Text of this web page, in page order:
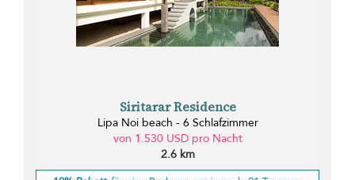
Siritarar Residence
Lipa Noi beach - 6 Schlafzimmer
von 1.530 USD pro Nacht
2.6 km